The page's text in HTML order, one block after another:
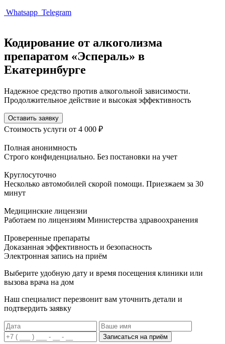
Whatsapp Telegram
Кодирование от алкоголизма
препаратом «Эспераль» в
Екатеринбурге
Надежное средство против алкогольной зависимости.
Продолжительное действие и высокая эффективность
Оставить заявку
Стоимость услуги от 4 000 ₽
Полная анонимность
Строго конфиденциально. Без постановки на учет
Круглосуточно
Несколько автомобилей скорой помощи. Приезжаем за 30
минут
Медицинские лицензии
Работаем по лицензиям Министерства здравоохранения
Проверенные препараты
Доказанная эффективность и безопасность
Электронная запись на приём
Выберите удобную дату и время посещения клиники или
вызова врача на дом
Наш специалист перезвонит вам уточнить детали и
подтвердить заявку
Записаться на приём